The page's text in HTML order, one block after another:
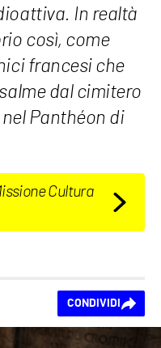
In realtà
così, come
francesi che
dal cimitero
Panthéon di
Cultura
CONDIVIDI